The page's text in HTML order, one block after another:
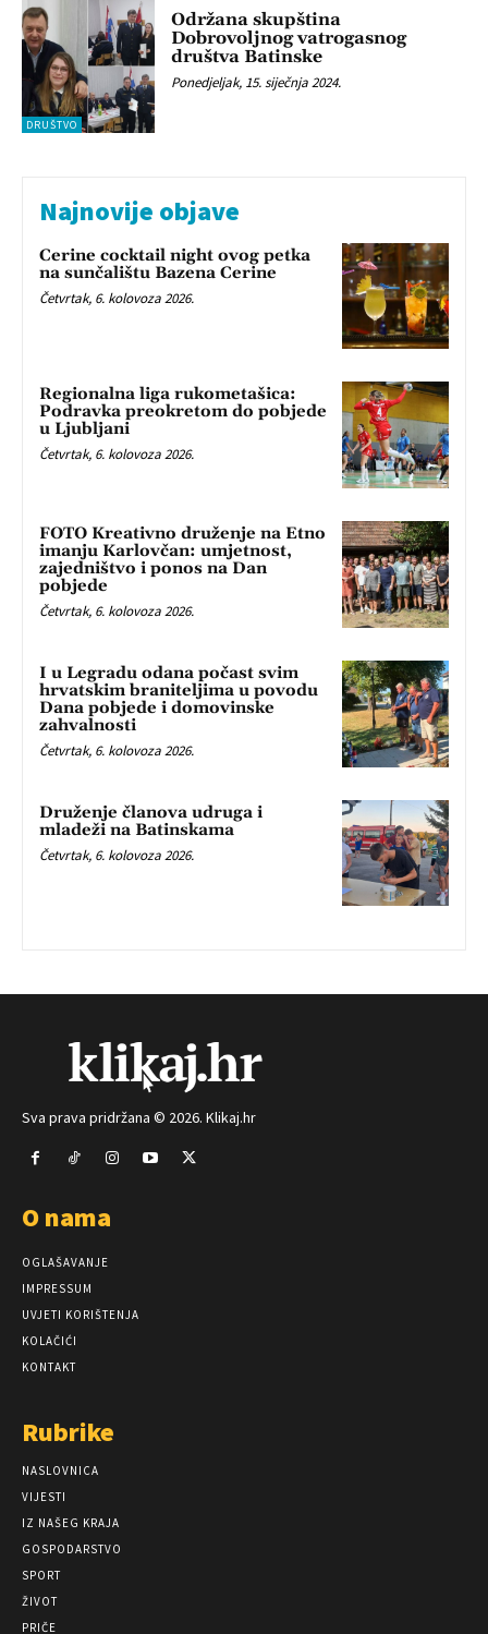
DRUŠTVO
Održana skupština
Dobrovoljnog vatrogasnog
društva Batinske
Ponedjeljak, 15. siječnja 2024.
Najnovije objave
Cerine cocktail night ovog petka
na sunčalištu Bazena Cerine
Četvrtak, 6. kolovoza 2026.
Regionalna liga rukometašica:
Podravka preokretom do pobjede
u Ljubljani
Četvrtak, 6. kolovoza 2026.
FOTO Kreativno druženje na Etno
imanju Karlovčan: umjetnost,
zajedništvo i ponos na Dan
pobjede
Četvrtak, 6. kolovoza 2026.
I u Legradu odana počast svim
hrvatskim braniteljima u povodu
Dana pobjede i domovinske
zahvalnosti
Četvrtak, 6. kolovoza 2026.
Druženje članova udruga i
mladeži na Batinskama
Četvrtak, 6. kolovoza 2026.
Sva prava pridržana © 2026. Klikaj.hr
O nama
OGLAŠAVANJE
IMPRESSUM
UVJETI KORIŠTENJA
KOLAČIĆI
KONTAKT
Rubrike
NASLOVNICA
VIJESTI
IZ NAŠEG KRAJA
GOSPODARSTVO
SPORT
ŽIVOT
PRIČE